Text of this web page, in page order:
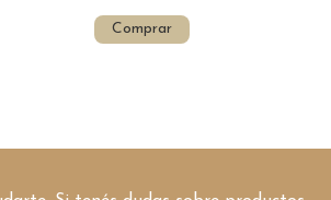
Comprar